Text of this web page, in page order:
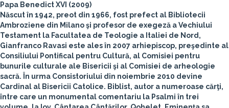
Papa Benedict XVI (2009)
Născut în 1942, preot din 1966, fost prefect al Bibliotecii
Ambroziene din Milano şi profesor de exegeză a Vechiului
Testament la Facultatea de Teologie a Italiei de Nord,
Gianfranco Ravasi este ales în 2007 arhiepiscop, preşedinte al
Consiliului Pontifical pentru Cultură, al Comisiei pentru
bunurile culturale ale Bisericii şi al Comisiei de arheologie
sacră. În urma Consistoriului din noiembrie 2010 devine
Cardinal al Bisericii Catolice. Biblist, autor a numeroase cărţi,
între care un monumental comentariu la Psalmi în trei